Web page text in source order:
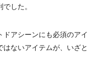
した。
アシーンにも必須のアイ
ないアイテムが、いざと